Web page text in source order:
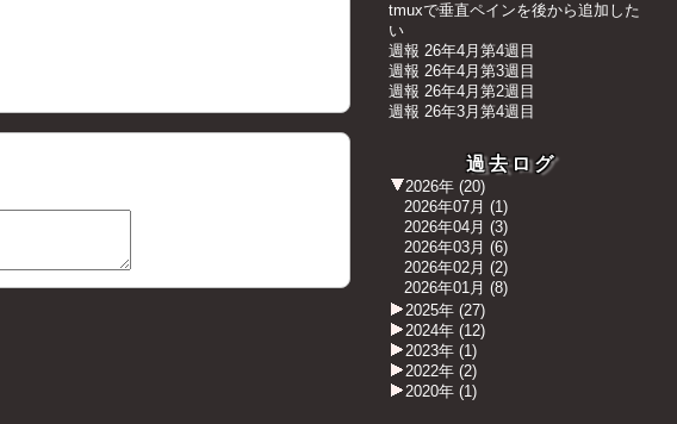
tmuxで垂直ペインを後から追加した
い
週報 26年4月第4週目
週報 26年4月第3週目
週報 26年4月第2週目
週報 26年3月第4週目
過去ログ
2026年 (20)
2026年07月 (1)
2026年04月 (3)
2026年03月 (6)
2026年02月 (2)
2026年01月 (8)
2025年 (27)
2024年 (12)
2023年 (1)
2022年 (2)
2020年 (1)